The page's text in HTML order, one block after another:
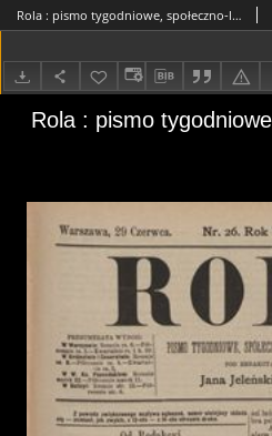
Rola : pismo tygodniowe, społeczno-literackie / pod red. Jana Jeleńskiego R. 7, Nr 26 (17/29 czerwca 1889)